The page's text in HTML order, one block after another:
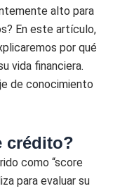
alto para
En este artículo,
por qué
vida financiera.
de conocimiento
crédito?
como “score
para evaluar su